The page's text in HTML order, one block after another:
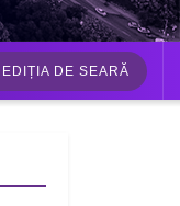
EDIȚIA DE SEARĂ